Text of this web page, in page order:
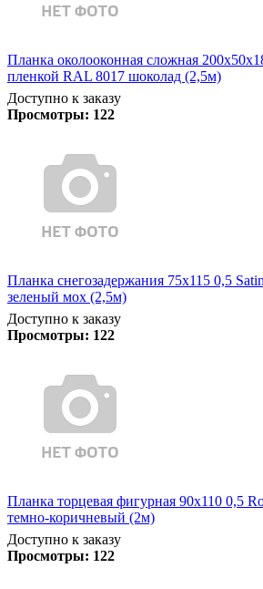
Планка околооконная сложная
пленкой RAL 8017 шоколад (2,5м)
Доступно к заказу
Просмотры: 122
Планка снегозадержания 75х115 0,5
зеленый мох (2,5м)
Доступно к заказу
Просмотры: 122
Планка торцевая фигурная 90х110 0,5
темно-коричневый (2м)
Доступно к заказу
Просмотры: 122